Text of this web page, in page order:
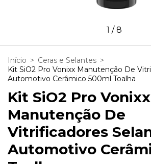
1 /8
Início > Ceras e Selantes >
Kit SiO2 Pro Vonixx Manutenção De
Automotivo Cerâmico 500ml Toalha
Kit SiO2 Pro Vonixx
Manutenção De
Vitrificadores
Automotivo